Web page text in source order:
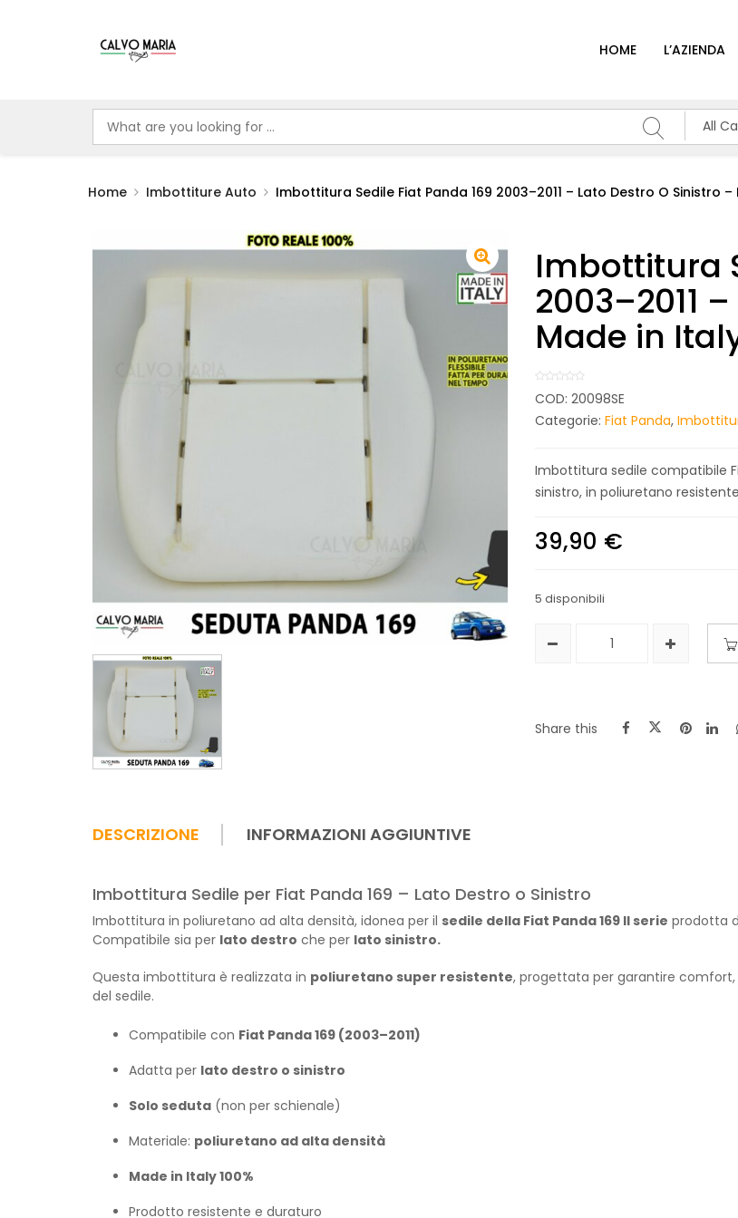
HOME L’AZIENDA
All
Home Imbottiture Auto Imbottitura Sedile Fiat Panda 169 2003–2011 – Lato Destro O Sinistro
Imbottitura
2003–2011
Made in
COD: 20098SE
Categorie: Fiat Panda,
Imbottitura sedile compatibile
sinistro, in poliuretano
39,90 €
5 disponibili
Share this
DESCRIZIONE INFORMAZIONI AGGIUNTIVE
Imbottitura Sedile per Fiat Panda 169 – Lato Destro o Sinistro
Imbottitura in poliuretano ad alta densità, idonea per il sedile della Fiat Panda 169 II serie prodotta
Compatibile sia per lato destro che per lato sinistro.
Questa imbottitura è realizzata in poliuretano super resistente, progettata per garantire
del sedile.
Compatibile con Fiat Panda 169 (2003–2011)
Adatta per lato destro o sinistro
Solo seduta (non per schienale)
Materiale: poliuretano ad alta densità
Made in Italy 100%
Prodotto resistente e duraturo